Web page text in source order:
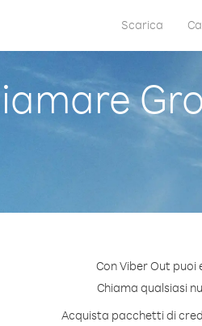
Scarica
Con Viber Out
Chiama qualsiasi
Acquista pacchetti di